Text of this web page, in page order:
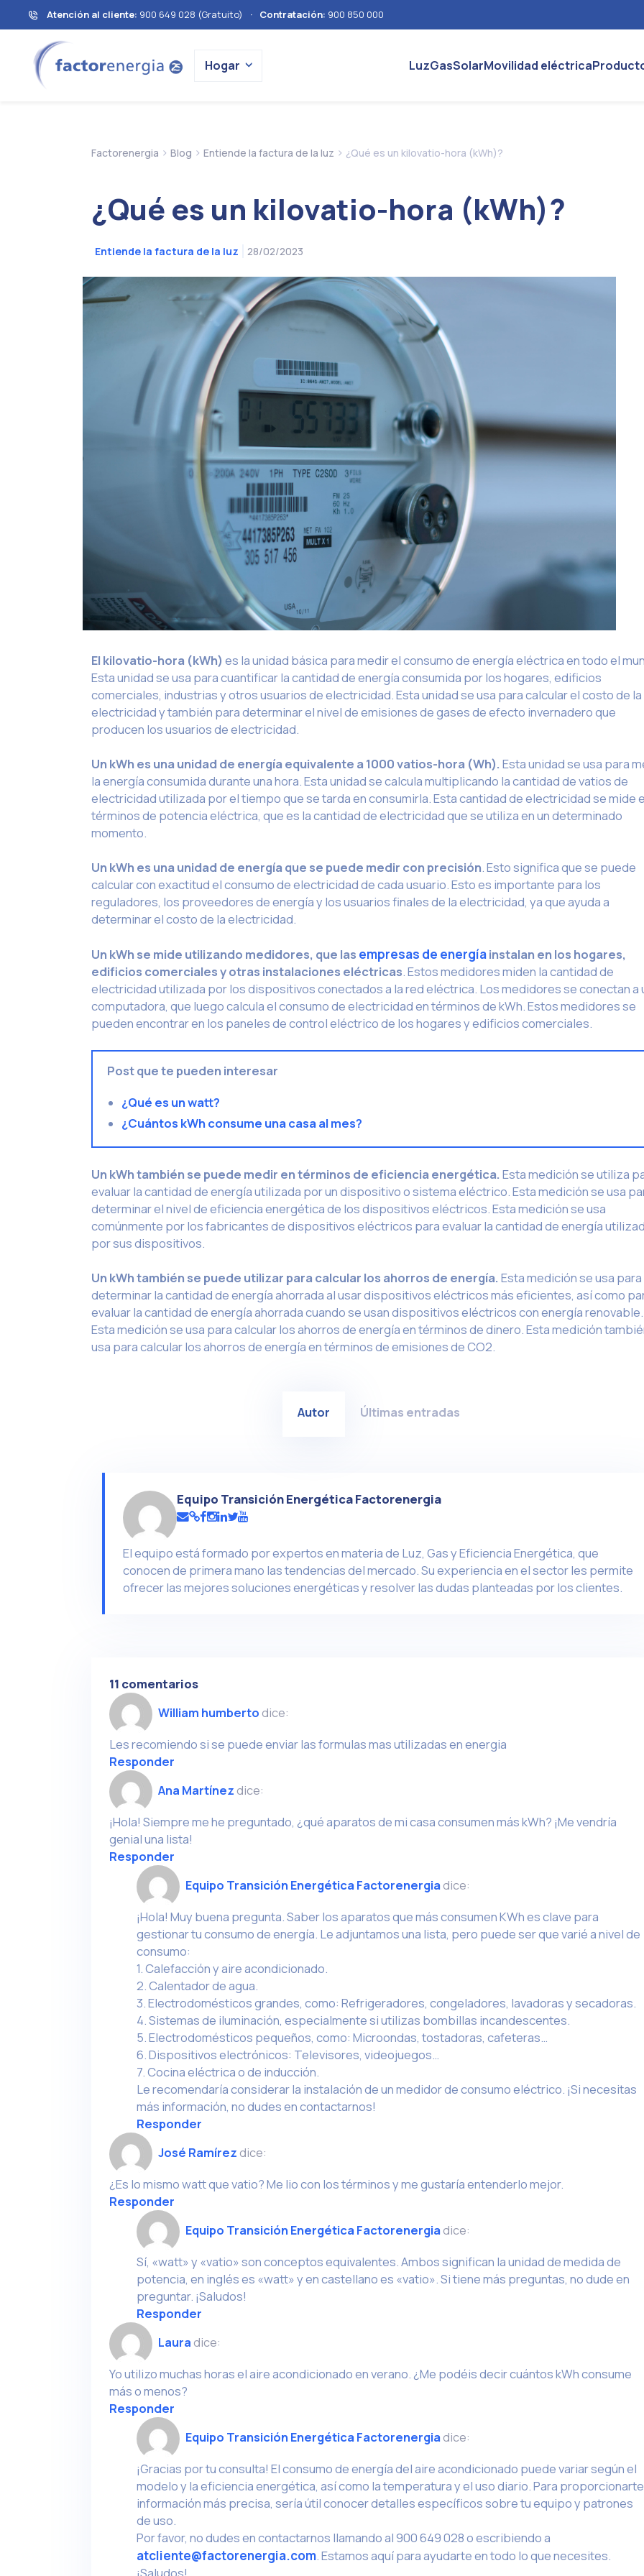
Atención al cliente: 900 649 028 (Gratuito) · Contratación: 900 850 000
Hogar LuzGasSolarMovilidad eléctrica
Factorenergia > Blog > Entiende la factura de la luz > ¿Qué es un kilovatio-hora (kWh)?
¿Qué es un kilovatio-hora (kWh)?
Entiende la factura de la luz 28/02/2023
El kilovatio-hora (kWh) es la unidad básica para medir el consumo de energía eléctrica en todo el
Esta unidad se usa para cuantificar la cantidad de energía consumida por los hogares, edificios
comerciales, industrias y otros usuarios de electricidad. Esta unidad se usa para calcular el costo de la
electricidad y también para determinar el nivel de emisiones de gases de efecto invernadero que
producen los usuarios de electricidad.
Un kWh es una unidad de energía equivalente a 1000 vatios-hora (Wh). Esta unidad se usa para
la energía consumida durante una hora. Esta unidad se calcula multiplicando la cantidad de vatios de
electricidad utilizada por el tiempo que se tarda en consumirla. Esta cantidad de electricidad se mide
términos de potencia eléctrica, que es la cantidad de electricidad que se utiliza en un determinado
momento.
Un kWh es una unidad de energía que se puede medir con precisión. Esto significa que se puede
calcular con exactitud el consumo de electricidad de cada usuario. Esto es importante para los
reguladores, los proveedores de energía y los usuarios finales de la electricidad, ya que ayuda a
determinar el costo de la electricidad.
Un kWh se mide utilizando medidores, que las empresas de energíainstalan en los hogares,
edificios comerciales y otras instalaciones eléctricas. Estos medidores miden la cantidad de
electricidad utilizada por los dispositivos conectados a la red eléctrica. Los medidores se conectan a
computadora, que luego calcula el consumo de electricidad en términos de kWh. Estos medidores se
pueden encontrar en los paneles de control eléctrico de los hogares y edificios comerciales.
Post que te pueden interesar
¿Qué es un watt?
¿Cuántos kWh consume una casa al mes?
Un kWh también se puede medir en términos de eficiencia energética. Esta medición se utiliza
evaluar la cantidad de energía utilizada por un dispositivo o sistema eléctrico. Esta medición se usa
determinar el nivel de eficiencia energética de los dispositivos eléctricos. Esta medición se usa
comúnmente por los fabricantes de dispositivos eléctricos para evaluar la cantidad de energía
por sus dispositivos.
Un kWh también se puede utilizar para calcular los ahorros de energía. Esta medición se usa para
determinar la cantidad de energía ahorrada al usar dispositivos eléctricos más eficientes, así como
evaluar la cantidad de energía ahorrada cuando se usan dispositivos eléctricos con energía renovable.
Esta medición se usa para calcular los ahorros de energía en términos de dinero. Esta medición
usa para calcular los ahorros de energía en términos de emisiones de CO2.
Autor Últimas entradas
Equipo Transición Energética Factorenergia
El equipo está formado por expertos en materia de Luz, Gas y Eficiencia Energética, que
conocen de primera mano las tendencias del mercado. Su experiencia en el sector les permite
ofrecer las mejores soluciones energéticas y resolver las dudas planteadas por los clientes.
11 comentarios
William humberto dice:
Les recomiendo si se puede enviar las formulas mas utilizadas en energia
Responder
Ana Martínez dice:
¡Hola! Siempre me he preguntado, ¿qué aparatos de mi casa consumen más kWh? ¡Me vendría
genial una lista!
Responder
Equipo Transición Energética Factorenergia dice:
¡Hola! Muy buena pregunta. Saber los aparatos que más consumen KWh es clave para
gestionar tu consumo de energía. Le adjuntamos una lista, pero puede ser que varié a nivel de
consumo:
1. Calefacción y aire acondicionado.
2. Calentador de agua.
3. Electrodomésticos grandes, como: Refrigeradores, congeladores, lavadoras y secadoras.
4. Sistemas de iluminación, especialmente si utilizas bombillas incandescentes.
5. Electrodomésticos pequeños, como: Microondas, tostadoras, cafeteras…
6. Dispositivos electrónicos: Televisores, videojuegos…
7. Cocina eléctrica o de inducción.
Le recomendaría considerar la instalación de un medidor de consumo eléctrico. ¡Si necesitas
más información, no dudes en contactarnos!
Responder
José Ramírez dice:
¿Es lo mismo watt que vatio? Me lio con los términos y me gustaría entenderlo mejor.
Responder
Equipo Transición Energética Factorenergia dice:
Sí, «watt» y «vatio» son conceptos equivalentes. Ambos significan la unidad de medida de
potencia, en inglés es «watt» y en castellano es «vatio». Si tiene más preguntas, no dude en
preguntar. ¡Saludos!
Responder
Laura dice:
Yo utilizo muchas horas el aire acondicionado en verano. ¿Me podéis decir cuántos kWh consume
más o menos?
Responder
Equipo Transición Energética Factorenergia dice:
¡Gracias por tu consulta! El consumo de energía del aire acondicionado puede variar según el
modelo y la eficiencia energética, así como la temperatura y el uso diario. Para proporcionarte
información más precisa, sería útil conocer detalles específicos sobre tu equipo y patrones
de uso.
Por favor, no dudes en contactarnos llamando al 900 649 028 o escribiendo a
atcliente@factorenergia.com. Estamos aquí para ayudarte en todo lo que necesites.
¡Saludos!